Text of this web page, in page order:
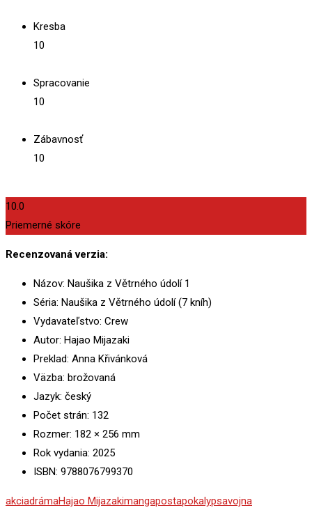
Kresba
10
Spracovanie
10
Zábavnosť
10
10.0
Priemerné skóre
Recenzovaná verzia:
Názov: Naušika z Větrného údolí 1
Séria: Naušika z Větrného údolí (7 kníh)
Vydavateľstvo: Crew
Autor: Hajao Mijazaki
Preklad: Anna Křivánková
Väzba: brožovaná
Jazyk: český
Počet strán: 132
Rozmer: 182 × 256 mm
Rok vydania: 2025
ISBN: 9788076799370
akciadrámaHajao Mijazakimangapostapokalypsavojna